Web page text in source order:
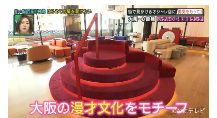
©ABCテレビ